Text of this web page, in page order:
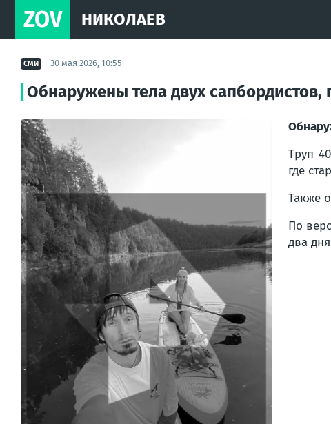
ZOV НИКОЛАЕВ
СМИ 30 мая 2026, 10:55
Обнаружены тела двух
Труп
где
Также
По
два